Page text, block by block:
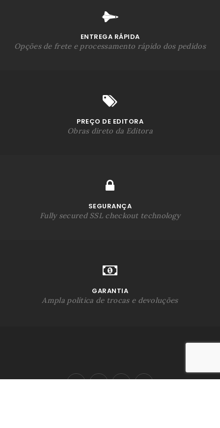
ENTREGA RÁPIDA
Opções de frete e processamento rápido dos pedidos
PREÇO DE EDITORA
Obras direto da Editora
SEGURANÇA
Fully secured SSL checkout technology
GARANTIA
Ampla política de trocas e devoluções